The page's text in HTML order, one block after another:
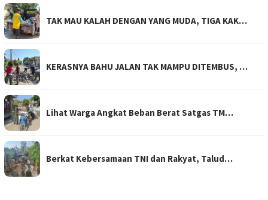
TAK MAU KALAH DENGAN YANG MUDA, TIGA KAK…
KERASNYA BAHU JALAN TAK MAMPU DITEMBUS, …
Lihat Warga Angkat Beban Berat Satgas TM…
Berkat Kebersamaan TNI dan Rakyat, Talud…